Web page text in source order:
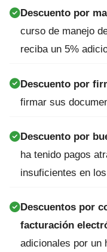
Descuento por
curso de manejo
reciba un 5%
Descuento por
firmar sus
Descuento por
ha tenido pagos
insuficientes en
Descuentos por
facturación
adicionales por un